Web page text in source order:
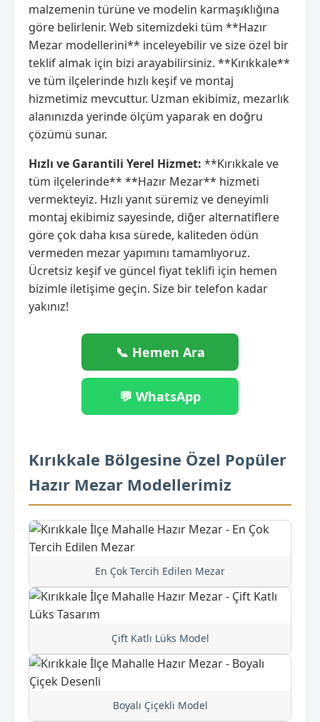
malzemenin türüne ve modelin karmaşıklığına
göre belirlenir. Web sitemizdeki tüm **Hazır
Mezar modellerini** inceleyebilir ve size özel bir
teklif almak için bizi arayabilirsiniz. **Kırıkkale**
ve tüm ilçelerinde hızlı keşif ve montaj
hizmetimiz mevcuttur. Uzman ekibimiz, mezarlık
alanınızda yerinde ölçüm yaparak en doğru
çözümü sunar.
Hızlı ve Garantili Yerel Hizmet: **Kırıkkale ve
tüm ilçelerinde** **Hazır Mezar** hizmeti
vermekteyiz. Hızlı yanıt süremiz ve deneyimli
montaj ekibimiz sayesinde, diğer alternatiflere
göre çok daha kısa sürede, kaliteden ödün
vermeden mezar yapımını tamamlıyoruz.
Ücretsiz keşif ve güncel fiyat teklifi için hemen
bizimle iletişime geçin. Size bir telefon kadar
yakınız!
📞 Hemen Ara
💬 WhatsApp
Kırıkkale Bölgesine Özel Popüler
Hazır Mezar Modellerimiz
En Çok Tercih Edilen Mezar
Çift Katlı Lüks Model
Boyalı Çiçekli Model